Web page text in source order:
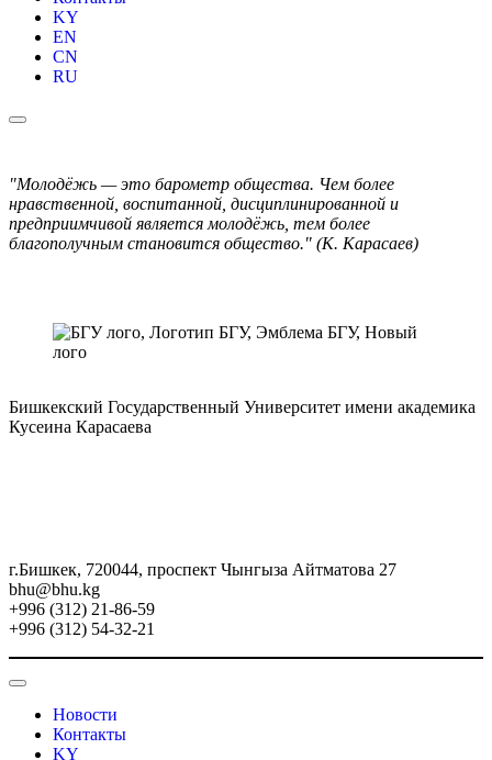
KY
EN
CN
RU
"Молодёжь — это барометр общества. Чем более
нравственной, воспитанной, дисциплинированной и
предприимчивой является молодёжь, тем более
благополучным становится общество." (К. Карасаев)
Бишкекский Государственный Университет имени академика
Кусеина Карасаева
г.Бишкек, 720044, проспект Чынгыза Айтматова 27
bhu@bhu.kg
+996 (312) 21-86-59
+996 (312) 54-32-21
Новости
Контакты
KY